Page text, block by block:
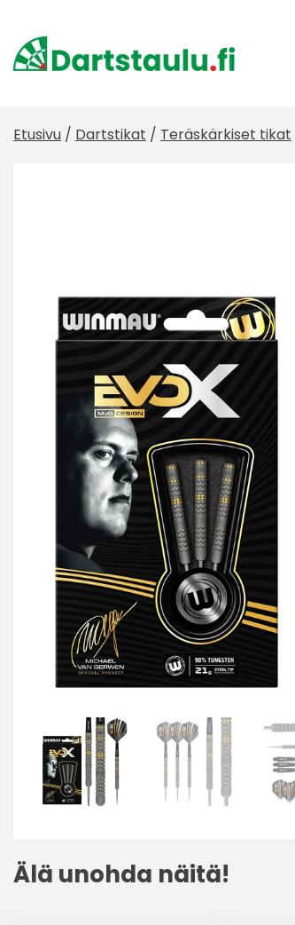
content
Etusivu / Dartstikat / Teräskärkiset tikat
Älä unohda näitä!